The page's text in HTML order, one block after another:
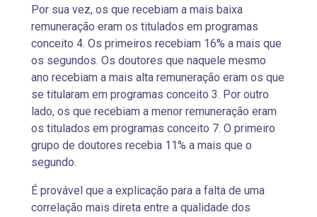
Por sua vez, os que recebiam a mais baixa
remuneração eram os titulados em programas
conceito 4. Os primeiros recebiam 16% a mais que
os segundos. Os doutores que naquele mesmo
ano recebiam a mais alta remuneração eram os que
se titularam em programas conceito 3. Por outro
lado, os que recebiam a menor remuneração eram
os titulados em programas conceito 7. O primeiro
grupo de doutores recebia 11% a mais que o
segundo.
É provável que a explicação para a falta de uma
correlação mais direta entre a qualidade dos